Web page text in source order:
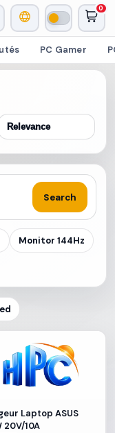
0
PC Gamer
Search
Monitor 144Hz
Laptop ASUS
20V/10A